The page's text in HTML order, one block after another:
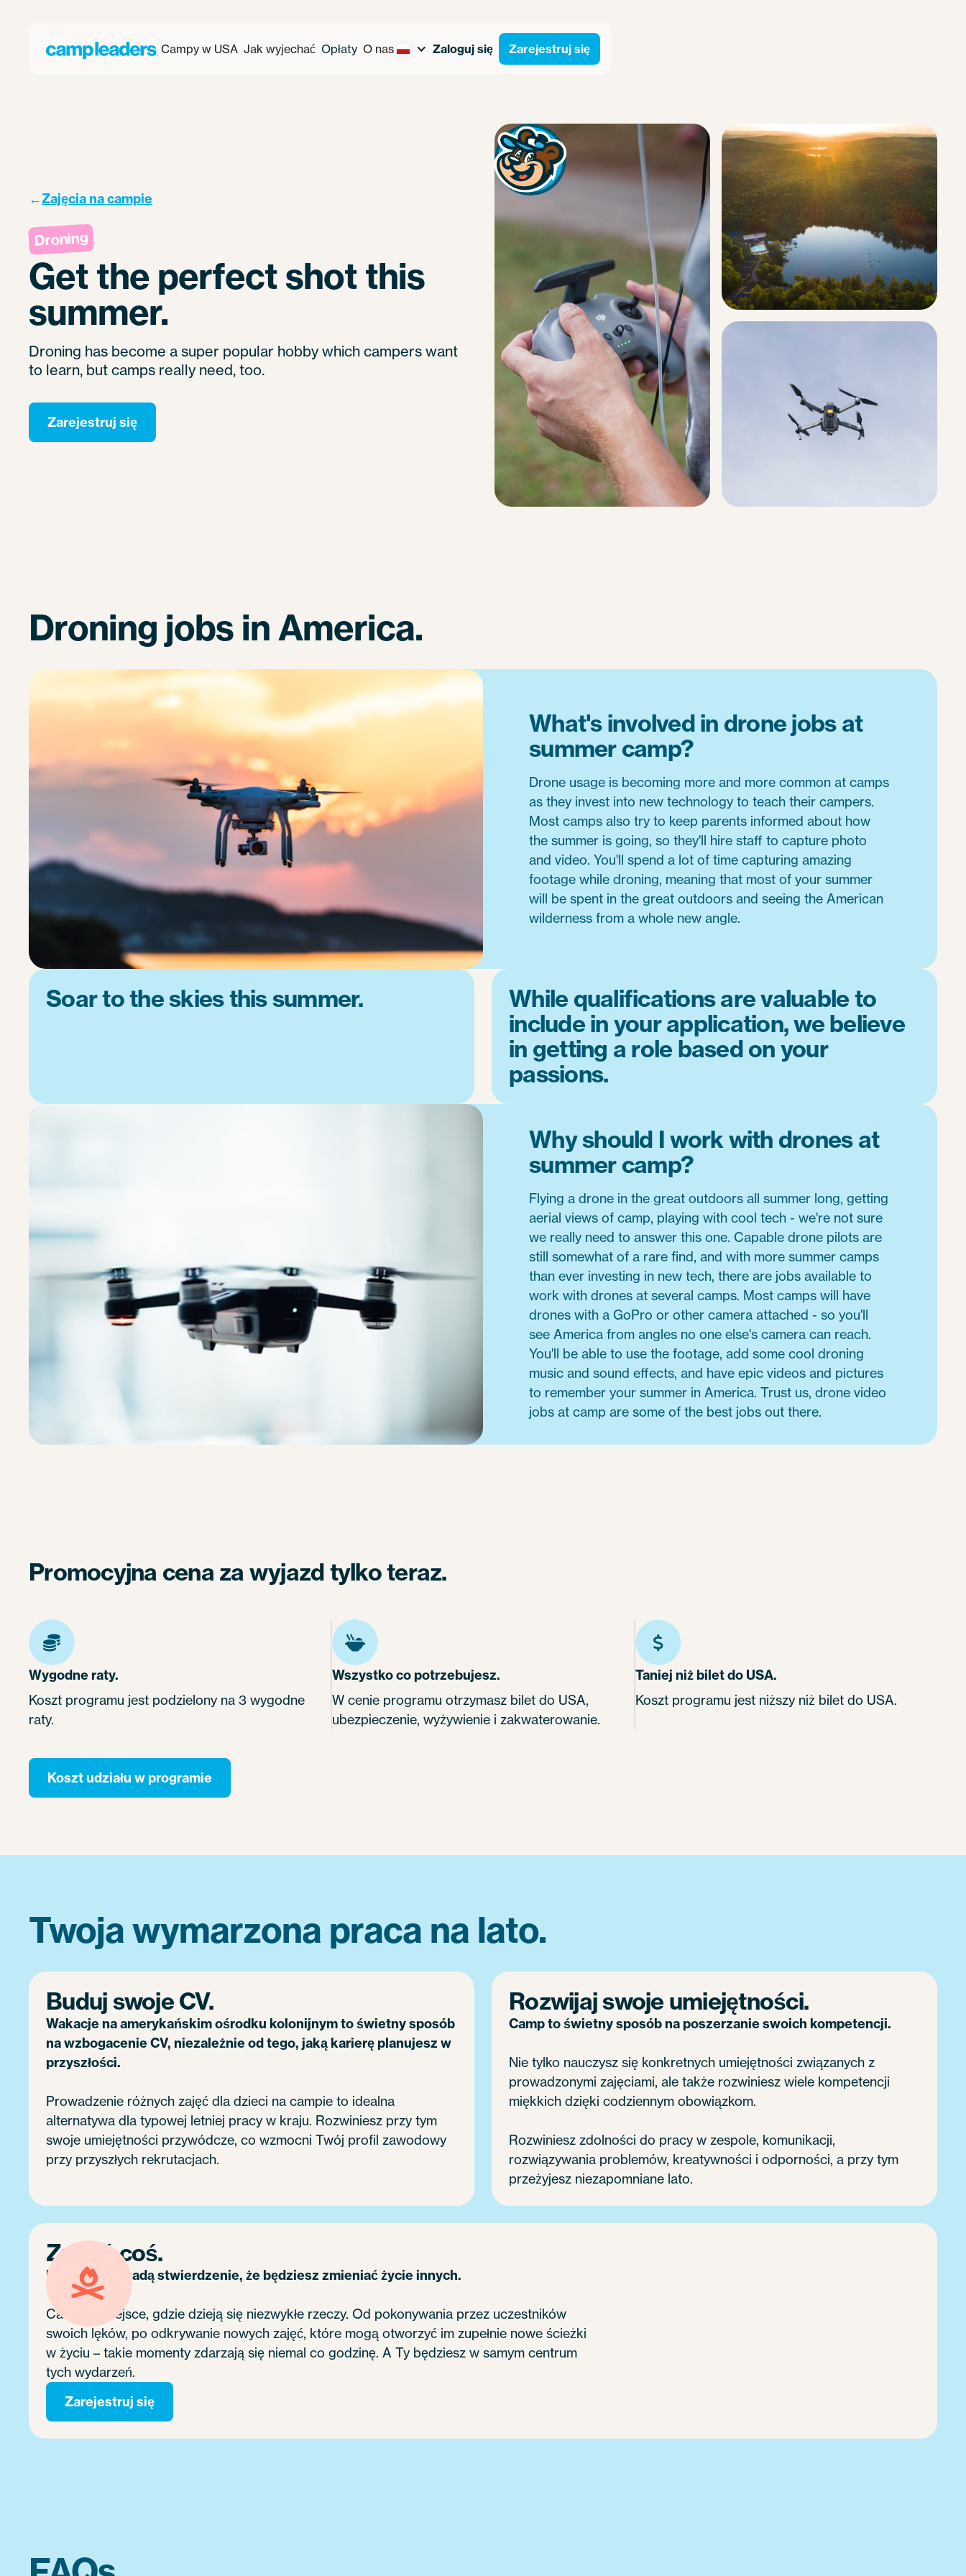
Campy w USA Jak wyjechać Opłaty O nas Zaloguj się Zarejestruj się
←Zajęcia na campie
Droning
Get the perfect shot this
summer.
Droning has become a super popular hobby which campers want
to learn, but camps really need, too.
Zarejestruj się
Droning jobs in America.
What's involved in drone jobs at
summer camp?
Drone usage is becoming more and more common at camps
as they invest into new technology to teach their campers.
Most camps also try to keep parents informed about how
the summer is going, so they'll hire staff to capture photo
and video. You'll spend a lot of time capturing amazing
footage while droning, meaning that most of your summer
will be spent in the great outdoors and seeing the American
wilderness from a whole new angle.
Soar to the skies this summer.
While qualifications are valuable to
include in your application, we believe
in getting a role based on your
passions.
Why should I work with drones at
summer camp?
Flying a drone in the great outdoors all summer long, getting
aerial views of camp, playing with cool tech - we're not sure
we really need to answer this one. Capable drone pilots are
still somewhat of a rare find, and with more summer camps
than ever investing in new tech, there are jobs available to
work with drones at several camps. Most camps will have
drones with a GoPro or other camera attached - so you'll
see America from angles no one else's camera can reach.
You'll be able to use the footage, add some cool droning
music and sound effects, and have epic videos and pictures
to remember your summer in America. Trust us, drone video
jobs at camp are some of the best jobs out there.
Promocyjna cena za wyjazd tylko teraz.
Wygodne raty.
Koszt programu jest podzielony na 3 wygodne
raty.
Wszystko co potrzebujesz.
W cenie programu otrzymasz bilet do USA,
ubezpieczenie, wyżywienie i zakwaterowanie.
Taniej niż bilet do USA.
Koszt programu jest niższy niż bilet do USA.
Koszt udziału w programie
Twoja wymarzona praca na lato.
Buduj swoje CV.
Wakacje na amerykańskim ośrodku kolonijnym to świetny sposób
na wzbogacenie CV, niezależnie od tego, jaką karierę planujesz w
przyszłości.
Prowadzenie różnych zajęć dla dzieci na campie to idealna
alternatywa dla typowej letniej pracy w kraju. Rozwiniesz przy tym
swoje umiejętności przywódcze, co wzmocni Twój profil zawodowy
przy przyszłych rekrutacjach.
Rozwijaj swoje umiejętności.
Camp to świetny sposób na poszerzanie swoich kompetencji.
Nie tylko nauczysz się konkretnych umiejętności związanych z
prowadzonymi zajęciami, ale także rozwiniesz wiele kompetencji
miękkich dzięki codziennym obowiązkom.
Rozwiniesz zdolności do pracy w zespole, komunikacji,
rozwiązywania problemów, kreatywności i odporności, a przy tym
przeżyjesz niezapomniane lato.
Zmień coś.
Nie jest przesadą stwierdzenie, że będziesz zmieniać życie innych.
Camp to miejsce, gdzie dzieją się niezwykłe rzeczy. Od pokonywania przez uczestników
swoich lęków, po odkrywanie nowych zajęć, które mogą otworzyć im zupełnie nowe ścieżki
w życiu – takie momenty zdarzają się niemal co godzinę. A Ty będziesz w samym centrum
tych wydarzeń.
Zarejestruj się